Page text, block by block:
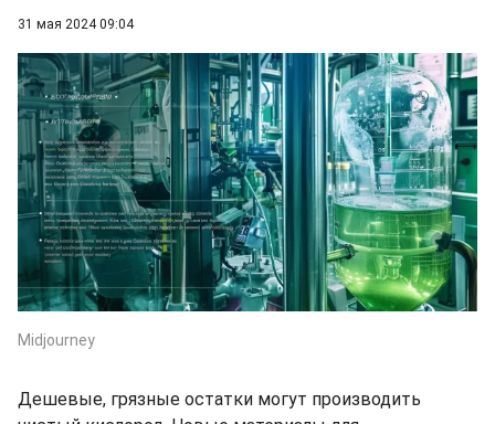
31 мая 2024 09:04
Midjourney
Дешевые, грязные остатки могут производить